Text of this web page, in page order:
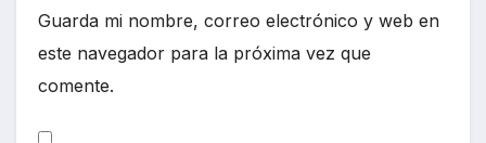
Guarda mi nombre, correo electrónico y web en
este navegador para la próxima vez que
comente.